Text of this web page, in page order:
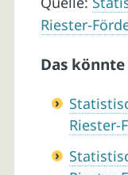
Riester-
Das
Riester-